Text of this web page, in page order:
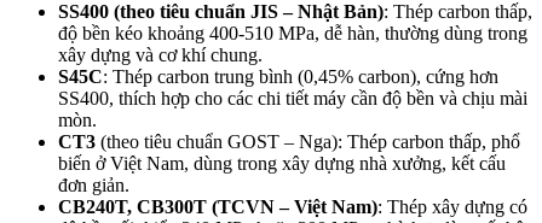
SS400 (theo tiêu chuẩn JIS – Nhật Bản): Thép carbon thấp,
độ bền kéo khoảng 400-510 MPa, dễ hàn, thường dùng trong
xây dựng và cơ khí chung.
S45C: Thép carbon trung bình (0,45% carbon), cứng hơn
SS400, thích hợp cho các chi tiết máy cần độ bền và chịu mài
mòn.
CT3 (theo tiêu chuẩn GOST – Nga): Thép carbon thấp, phổ
biến ở Việt Nam, dùng trong xây dựng nhà xưởng, kết cấu
đơn giản.
CB240T, CB300T (TCVN – Việt Nam): Thép xây dựng có